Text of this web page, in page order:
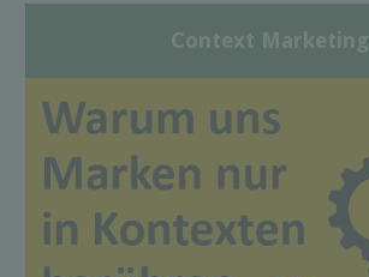
Context Marketing